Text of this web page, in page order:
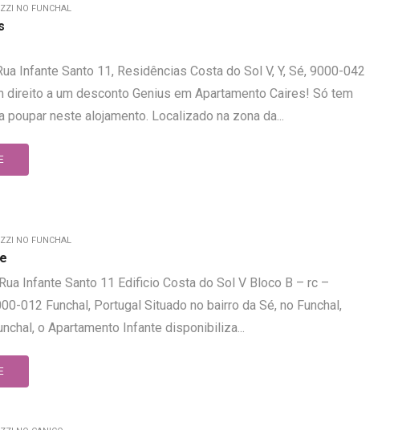
NO FUNCHAL
Infante Santo 11, Residências Costa do Sol V, Y, Sé, 9000-042
direito a um desconto Genius em Apartamento Caires! Só tem
neste alojamento. Localizado na zona da...
NO FUNCHAL
Infante Santo 11 Edificio Costa do Sol V Bloco B – rc –
012 Funchal, Portugal Situado no bairro da Sé, no Funchal,
o Apartamento Infante disponibiliza...